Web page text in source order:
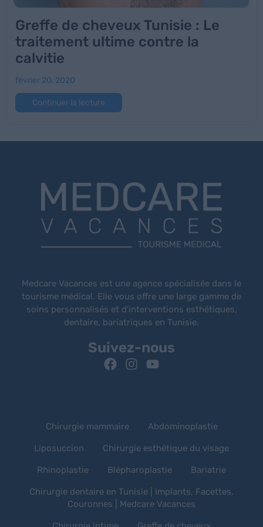
Greffe de cheveux Tunisie : Le
traitement ultime contre la
calvitie
février 20, 2020
Continuer la lecture
Medcare Vacances est une agence spécialisée dans le
tourisme médical. Elle vous offre une large gamme de
soins personnalisés et d’interventions esthétiques,
dentaire, bariatriques en Tunisie.
Suivez-nous
Chirurgie mammaire Abdominoplastie
Liposuccion Chirurgie esthétique du visage
Rhinoplastie Blépharoplastie Bariatrie
Chirurgie dentaire en Tunisie | Implants, Facettes,
Couronnes | Medcare Vacances